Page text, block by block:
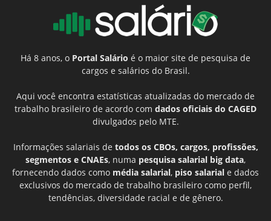
Há 8 anos, o Portal Salário é o maior site de pesquisa de
cargos e salários do Brasil.
Aqui você encontra estatísticas atualizadas do mercado de
trabalho brasileiro de acordo com dados oficiais do CAGED
divulgados pelo MTE.
Informações salariais de todos os CBOs, cargos, profissões,
segmentos e CNAEs, numa pesquisa salarial big data,
fornecendo dados como média salarial, piso salarial e dados
exclusivos do mercado de trabalho brasileiro como perfil,
tendências, diversidade racial e de gênero.